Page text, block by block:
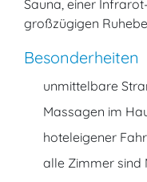
Sauna, einer
großzügigen
Besonderheiten
unmittelbare
Massagen im
hoteleigener
alle Zimmer sind